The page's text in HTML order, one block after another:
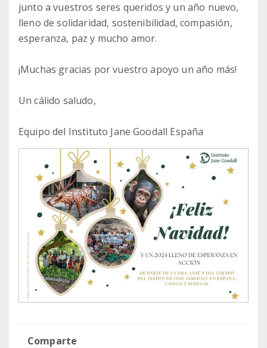
junto a vuestros seres queridos y un año nuevo,
lleno de solidaridad, sostenibilidad, compasión,
esperanza, paz y mucho amor.
¡Muchas gracias por vuestro apoyo un año más!
Un cálido saludo,
Equipo del Instituto Jane Goodall España
Comparte